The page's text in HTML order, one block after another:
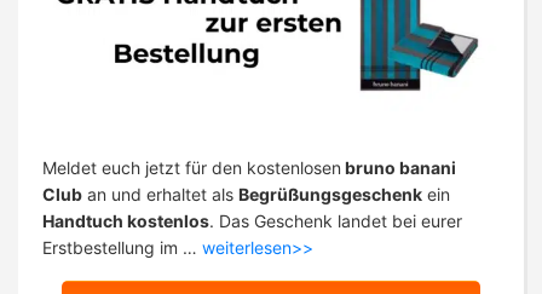
Meldet euch jetzt für den kostenlosen bruno banani
Club an und erhaltet als Begrüßungsgeschenk ein
Handtuch kostenlos. Das Geschenk landet bei eurer
Erstbestellung im … weiterlesen>>